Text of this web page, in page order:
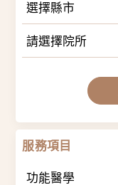
選擇縣市
請選擇院所
服務項目
功能醫學